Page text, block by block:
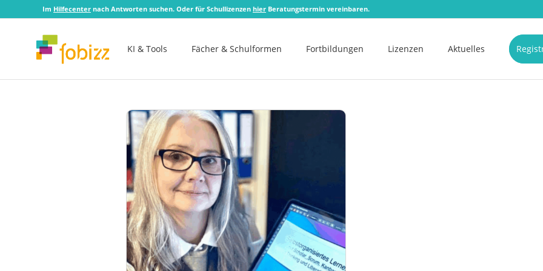
Im Hilfecenter nach Antworten suchen. Oder für Schullizenzen hier Beratungstermin vereinbaren.
KI & Tools Fächer & Schulformen Fortbildungen Lizenzen Aktuelles